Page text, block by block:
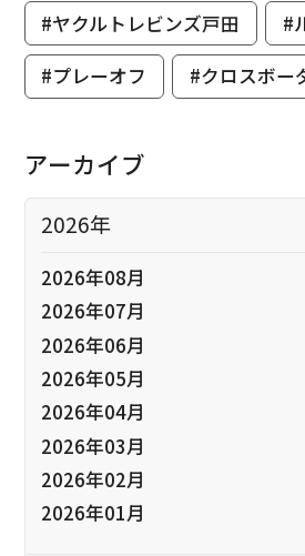
#ヤクルトレビンズ戸田
#
#プレーオフ
#クロスボー
アーカイブ
2026年
2026年08月
2026年07月
2026年06月
2026年05月
2026年04月
2026年03月
2026年02月
2026年01月